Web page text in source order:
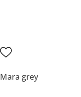
Mara grey